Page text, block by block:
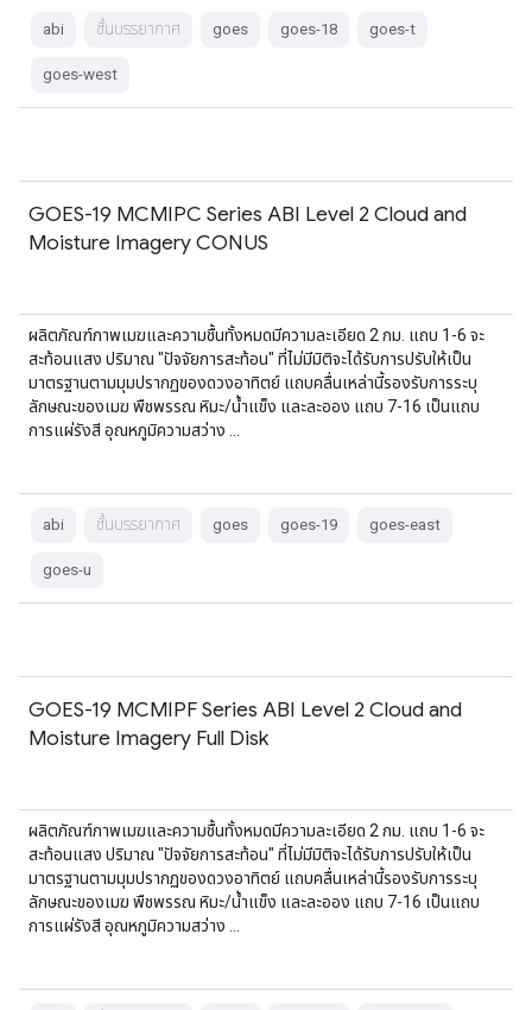
abi ชั้นบรรยากาศ goes goes-18 goes-t
goes-west
GOES-19 MCMIPC Series ABI Level 2 Cloud and
Moisture Imagery CONUS
ผลิตภัณฑ์ภาพเมฆและความชื้นทั้งหมดมีความละเอียด 2 กม. แถบ 1-6 จะ
สะท้อนแสง ปริมาณ "ปัจจัยการสะท้อน" ที่ไม่มีมิติจะได้รับการปรับให้เป็น
มาตรฐานตามมุมปรากฏของดวงอาทิตย์ แถบคลื่นเหล่านี้รองรับการระบุ
ลักษณะของเมฆ พืชพรรณ หิมะ/น้ำแข็ง และละออง แถบ 7-16 เป็นแถบ
การแผ่รังสี อุณหภูมิความสว่าง …
abi ชั้นบรรยากาศ goes goes-19 goes-east
goes-u
GOES-19 MCMIPF Series ABI Level 2 Cloud and
Moisture Imagery Full Disk
ผลิตภัณฑ์ภาพเมฆและความชื้นทั้งหมดมีความละเอียด 2 กม. แถบ 1-6 จะ
สะท้อนแสง ปริมาณ "ปัจจัยการสะท้อน" ที่ไม่มีมิติจะได้รับการปรับให้เป็น
มาตรฐานตามมุมปรากฏของดวงอาทิตย์ แถบคลื่นเหล่านี้รองรับการระบุ
ลักษณะของเมฆ พืชพรรณ หิมะ/น้ำแข็ง และละออง แถบ 7-16 เป็นแถบ
การแผ่รังสี อุณหภูมิความสว่าง …